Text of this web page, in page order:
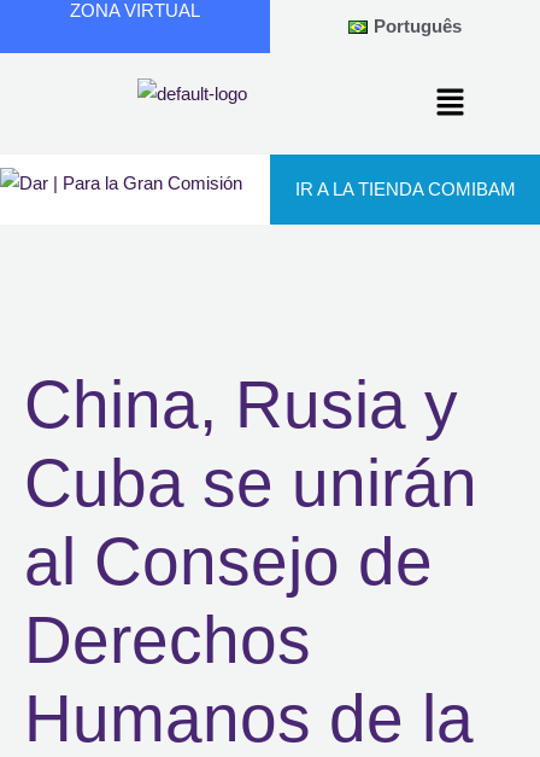
ZONA VIRTUAL
Português
IR A LA TIENDA COMIBAM
China, Rusia y
Cuba se unirán
al Consejo de
Derechos
Humanos de la